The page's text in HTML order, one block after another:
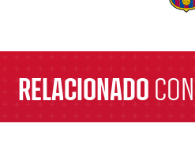
RELACIONADO